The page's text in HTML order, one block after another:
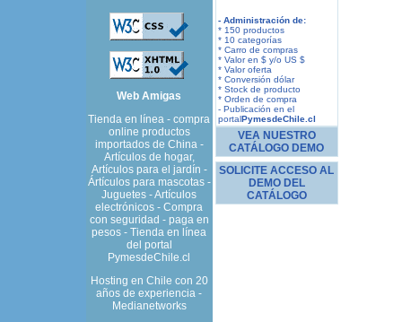
Web Amigas
Tienda en línea - compra
online productos
importados de China -
Artículos de hogar,
Artículos para el jardín -
Ártículos para mascotas -
Juguetes - Artículos
electrónicos - Compra
con seguridad - paga en
pesos - Tienda en línea
del portal
PymesdeChile.cl
Hosting en Chile con 20
años de experiencia -
Medianetworks
- Administración de:
* 150 productos
* 10 categorías
* Carro de compras
* Valor en $ y/o US $
* Valor oferta
* Conversión dólar
* Stock de producto
* Orden de compra
- Publicación en el
portalPymesdeChile.cl
VEA NUESTRO
CATÁLOGO DEMO
SOLICITE ACCESO AL
DEMO DEL
CATÁLOGO